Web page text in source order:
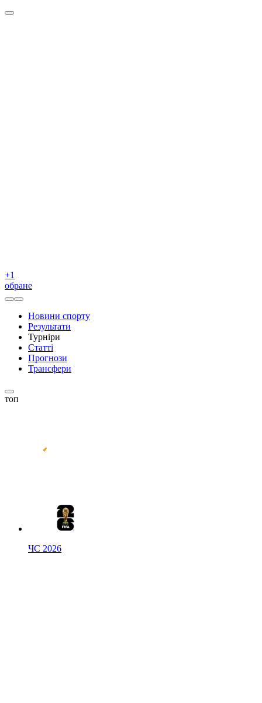
+1
обране
Новини спорту
Результати
Турніри
Статті
Прогнози
Трансфери
топ
ЧС 2026